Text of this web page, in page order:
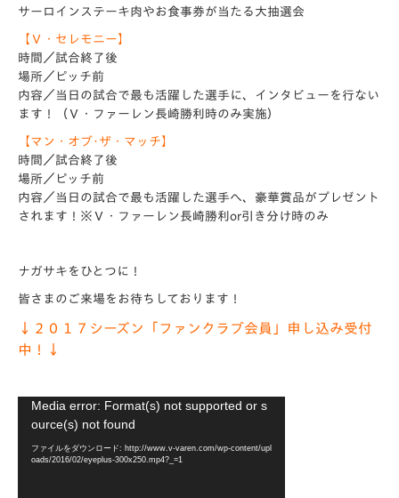
サーロインステーキ肉やお食事券が当たる大抽選会
【Ｖ・セレモニー】
時間／試合終了後
場所／ピッチ前
内容／当日の試合で最も活躍した選手に、インタビューを行ない
ます！（Ｖ・ファーレン長崎勝利時のみ実施）
【マン・オブ･ザ・マッチ】
時間／試合終了後
場所／ピッチ前
内容／当日の試合で最も活躍した選手へ、豪華賞品がプレゼント
されます！※Ｖ・ファーレン長崎勝利or引き分け時のみ
ナガサキをひとつに！
皆さまのご来場をお待ちしております！
↓２０１７シーズン「ファンクラブ会員」申し込み受付
中！↓
Media error: Format(s) not supported or s
ource(s) not found
ファイルをダウンロード: http://www.v-varen.com/wp-content/upl
oads/2016/02/eyeplus-300x250.mp4?_=1